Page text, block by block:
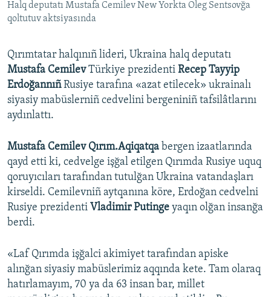
QOŞULIÑIZ!
RFE/RS bütün saytları
Halq deputatı Mustafa Cemilev New Yorkta Oleg Sentsovğa
qoltutuv aktsiyasında
Qırımtatar halqınıñ lideri, Ukraina halq deputatı
Mustafa CemilevTürkiye prezidenti Recep Tayyip
ErdoğannıñRusiye tarafına «azat etilecek» ukrainalı
siyasiy mabüslerniñ cedvelini bergeniniñ tafsilâtlarını
aydınlattı.
Mustafa Cemilev Qırım.Aqiqatqa bergen izaatlarında
qayd etti ki, cedvelge işğal etilgen Qırımda Rusiye uquq
qoruyıcıları tarafından tutulğan Ukraina vatandaşları
kirseldi. Cemilevniñ aytqanına köre, Erdoğan cedvelni
Rusiye prezidenti Vladimir Putinge yaqın olğan insanğa
berdi.
«Laf Qırımda işğalci akimiyet tarafından apiske
alınğan siyasiy mabüslerimiz aqqında kete. Tam olaraq
hatırlamayım, 70 ya da 63 insan bar, millet